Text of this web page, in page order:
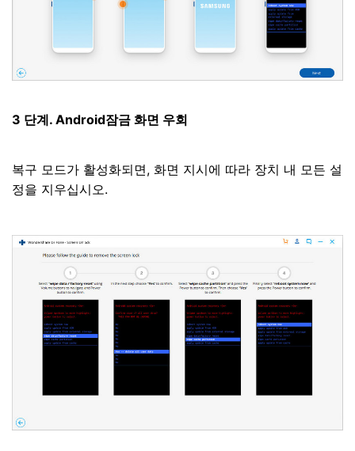
3 단계. Android잠금 화면 우회
복구 모드가 활성화되면, 화면 지시에 따라 장치 내 모든 설
정을 지우십시오.